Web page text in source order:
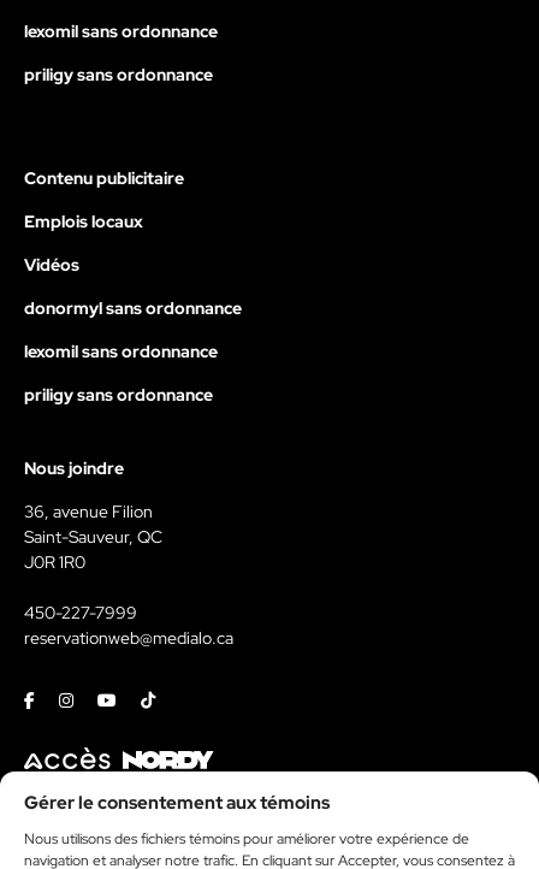
Gérer le consentement aux témoins
Nous utilisons des fichiers témoins pour améliorer votre expérience de
navigation et analyser notre trafic. En cliquant sur Accepter, vous consentez à
lexomil sans ordonnance
priligy sans ordonnance
Contenu publicitaire
Emplois locaux
Vidéos
donormyl sans ordonnance
lexomil sans ordonnance
priligy sans ordonnance
Nous joindre
36, avenue Filion
Saint-Sauveur, QC
J0R 1R0
450-227-7999
reservationweb@medialo.ca
FacebookInstagramYoutubeTiktok
Contact
Kit média